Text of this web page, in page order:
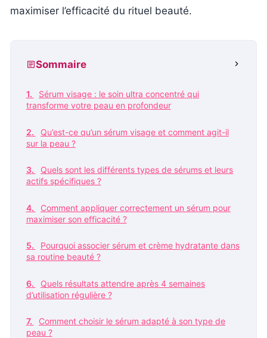
maximiser l’efficacité du rituel beauté.
Sommaire
Sérum visage : le soin ultra concentré qui
transforme votre peau en profondeur
Qu’est-ce qu’un sérum visage et comment agit-il
sur la peau ?
Quels sont les différents types de sérums et leurs
actifs spécifiques ?
Comment appliquer correctement un sérum pour
maximiser son efficacité ?
Pourquoi associer sérum et crème hydratante dans
sa routine beauté ?
Quels résultats attendre après 4 semaines
d’utilisation régulière ?
Comment choisir le sérum adapté à son type de
peau ?